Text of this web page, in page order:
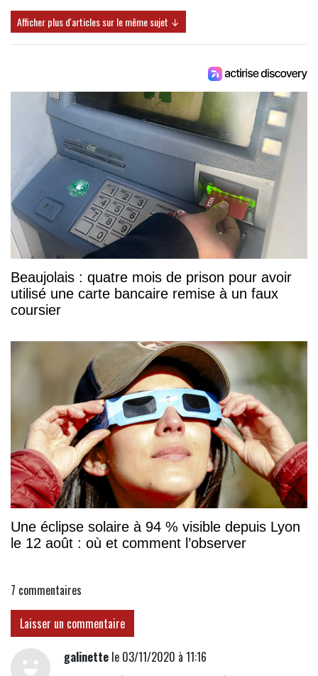
Afficher plus d'articles sur le même sujet ↓
Beaujolais : quatre mois de prison pour avoir
utilisé une carte bancaire remise à un faux
coursier
Une éclipse solaire à 94 % visible depuis Lyon
le 12 août : où et comment l’observer
7 commentaires
Laisser un commentaire
galinettele 03/11/2020 à 11:16